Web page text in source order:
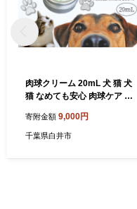
肉球クリーム 20mL 犬 猫 犬
猫 なめても安心 肉球ケア 天
寄附金額 9,000円
千葉県白井市